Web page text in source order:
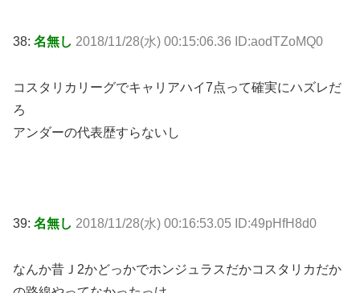
38: 名無し 2018/11/28(水) 00:15:06.36 ID:aodTZoMQ0
コスタリカリーグでキャリアハイ7点って確実にハズレだ
ろ
アンダーの代表歴すらないし
39: 名無し 2018/11/28(水) 00:16:53.05 ID:49pHfH8d0
なんか昔Ｊ2かどっかでホンジュラスだかコスタリカだか